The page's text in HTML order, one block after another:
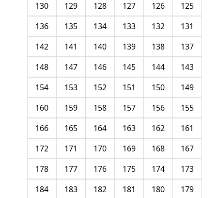
125
126
127
128
129
130
131
132
133
134
135
136
137
138
139
140
141
142
143
144
145
146
147
148
149
150
151
152
153
154
155
156
157
158
159
160
161
162
163
164
165
166
167
168
169
170
171
172
173
174
175
176
177
178
179
180
181
182
183
184